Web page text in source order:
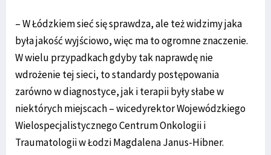
– W Łódzkiem sieć się sprawdza, ale też widzimy jaka
była jakość wyjściowo, więc ma to ogromne znaczenie.
W wielu przypadkach gdyby tak naprawdę nie
wdrożenie tej sieci, to standardy postępowania
zarówno w diagnostyce, jak i terapii były słabe w
niektórych miejscach – wicedyrektor Wojewódzkiego
Wielospecjalistycznego Centrum Onkologii i
Traumatologii w Łodzi Magdalena Janus-Hibner.